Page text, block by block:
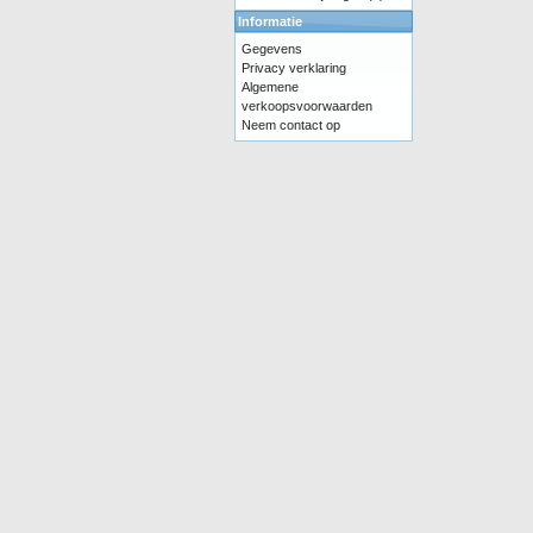
Informatie
Gegevens
Privacy verklaring
Algemene
verkoopsvoorwaarden
Neem contact op